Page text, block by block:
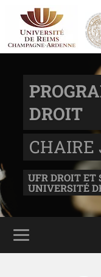
DROIT
UFR DROIT ET
UNIVERSITÉ